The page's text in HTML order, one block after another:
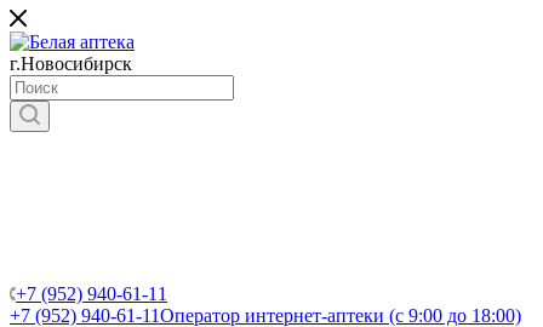
г.Новосибирск
+7 (952) 940-61-11
+7 (952) 940-61-11Оператор интернет-аптеки (с 9:00 до 18:00)